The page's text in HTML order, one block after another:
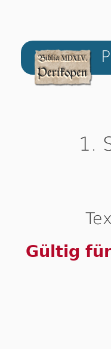
1.
Gültig